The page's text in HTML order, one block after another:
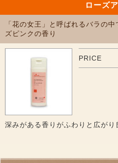
ローズ
「花の女王」と呼ばれるバラの
ズピンクの香り
PRICE
深みがある香りがふわりと広がり